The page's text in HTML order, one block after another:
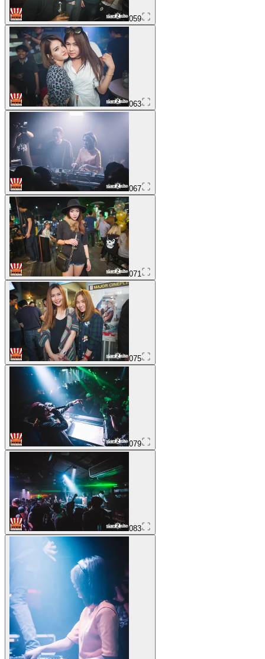
059
063
067
071
075
079
083